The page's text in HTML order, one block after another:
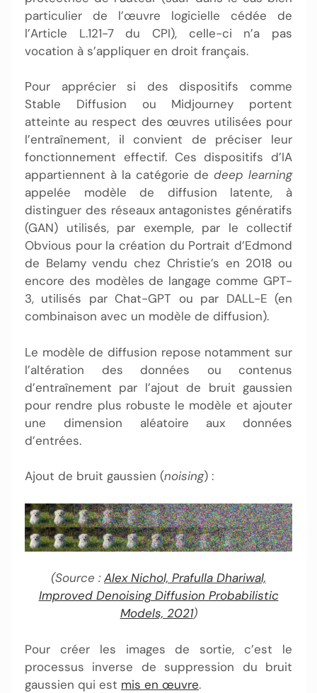
particulier de l’œuvre logicielle cédée de
l’Article L.121-7 du CPI), celle-ci n’a pas
vocation à s’appliquer en droit français.
Pour apprécier si des dispositifs comme
Stable Diffusion ou Midjourney portent
atteinte au respect des œuvres utilisées pour
l’entraînement, il convient de préciser leur
fonctionnement effectif. Ces dispositifs d’IA
appartiennent à la catégorie de deep learning
appelée modèle de diffusion latente, à
distinguer des réseaux antagonistes génératifs
(GAN) utilisés, par exemple, par le collectif
Obvious pour la création du Portrait d’Edmond
de Belamy vendu chez Christie’s en 2018 ou
encore des modèles de langage comme GPT-
3, utilisés par Chat-GPT ou par DALL-E (en
combinaison avec un modèle de diffusion).
Le modèle de diffusion repose notamment sur
l’altération des données ou contenus
d’entraînement par l’ajout de bruit gaussien
pour rendre plus robuste le modèle et ajouter
une dimension aléatoire aux données
d’entrées.
Ajout de bruit gaussien (noising) :
(Source :Alex Nichol, Prafulla Dhariwal,
Improved Denoising Diffusion Probabilistic
Models, 2021)
Pour créer les images de sortie, c’est le
processus inverse de suppression du bruit
gaussien qui est mis en œuvre.